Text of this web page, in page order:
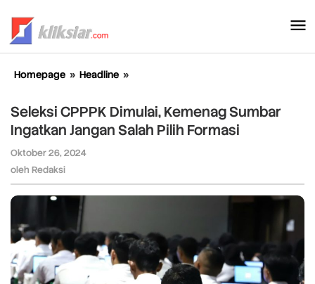
konten
Homepage » Headline »
Dimulai,
Kemenag
Sumbar
Pilih
Seleksi CPPPK Dimulai, Kemenag Sumbar
Ingatkan Jangan Salah Pilih Formasi
Oktober 26, 2024
oleh Redaksi